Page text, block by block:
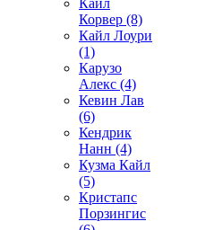
Корвер (8)
Кайл Лоури
(1)
Карузо
Алекс (4)
Кевин Лав
(6)
Кендрик
Нанн (4)
Кузма Кайл
(5)
Кристапс
Порзингис